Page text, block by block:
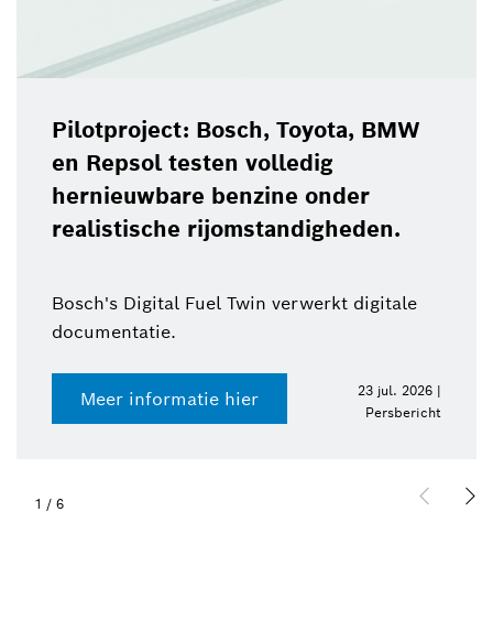
Pilotproject: Bosch, Toyota, BMW
en Repsol testen volledig
hernieuwbare benzine onder
realistische rijomstandigheden.
Bosch's Digital Fuel Twin verwerkt digitale
documentatie.
Meer informatie hier
23 jul. 2026 |
Persbericht
1 / 6